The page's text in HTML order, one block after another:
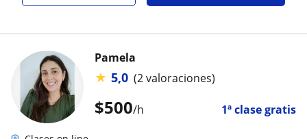
$500/h 1ª clase gratis
Pamela
★ 5,0 (2 valoraciones)